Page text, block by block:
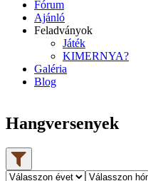
Fórum
Ajánló
Feladványok
Játék
KIMERNYA?
Galéria
Blog
Hangversenyek
